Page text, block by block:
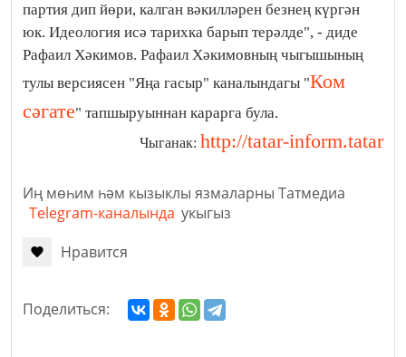
партия дип йөри, калган вәкилләрен безнең күргән
юк. Идеология исә тарихка барып терәлде", - диде
Рафаил Хәкимов. Рафаил Хәкимовның чыгышының
тулы версиясен "Яңа гасыр" каналындагы "Ком
сәгате" тапшыруыннан карарга була.
Чыганак: http://tatar-inform.tatar
Иң мөһим һәм кызыклы язмаларны Татмедиа
Telegram-каналында укыгыз
Нравится
Поделиться: